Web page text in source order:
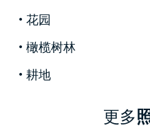
需20-30分鐘即可到達
溢著純正而永恆的
托
風景則是其絕對的主角
花园
橄榄树林
耕地
更多